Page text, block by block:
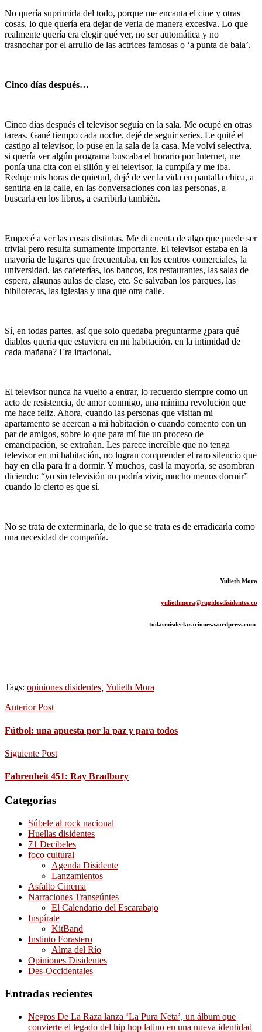
No quería suprimirla del todo, porque me encanta el cine y otras
cosas, lo que quería era dejar de verla de manera excesiva. Lo que
realmente quería era elegir qué ver, no ser automática y no
trasnochar por el arrullo de las actrices famosas o ‘a punta de bala’.
Cinco días después…
Cinco días después el televisor seguía en la sala. Me ocupé en otras
tareas. Gané tiempo cada noche, dejé de seguir series. Le quité el
castigo al televisor, lo puse en la sala de la casa. Me volví selectiva,
si quería ver algún programa buscaba el horario por Internet, me
ponía una cita con el sillón y el televisor, la cumplía y me iba.
Reduje mis horas de quietud, dejé de ver la vida en pantalla chica, a
sentirla en la calle, en las conversaciones con las personas, a
buscarla en los libros, a escribirla también.
Empecé a ver las cosas distintas. Me di cuenta de algo que puede ser
trivial pero resulta sumamente importante. El televisor estaba en la
mayoría de lugares que frecuentaba, en los centros comerciales, la
universidad, las cafeterías, los bancos, los restaurantes, las salas de
espera, algunas aulas de clase, etc. Se salvaban los parques, las
bibliotecas, las iglesias y una que otra calle.
Sí, en todas partes, así que solo quedaba preguntarme ¿para qué
diablos quería que estuviera en mi habitación, en la intimidad de
cada mañana? Era irracional.
El televisor nunca ha vuelto a entrar, lo recuerdo siempre como un
acto de resistencia, de amor conmigo, una mínima revolución que
me hace feliz. Ahora, cuando las personas que visitan mi
apartamento se acercan a mi habitación o cuando comento con un
par de amigos, sobre lo que para mí fue un proceso de
emancipación, se extrañan. Les parece increíble que no tenga
televisor en mi habitación, no logran comprender el raro silencio que
hay en ella para ir a dormir. Y muchos, casi la mayoría, se asombran
diciendo: “yo sin televisión no podría vivir, mucho menos dormir”
cuando lo cierto es que sí.
No se trata de exterminarla, de lo que se trata es de erradicarla como
una necesidad de compañía.
Yulieth Mora
yuliethmora@rugidosdisidentes.co
todasmisdeclaraciones.wordpress.com
Tags: opiniones disidentes Yulieth Mora
Anterior Post
Fútbol: una apuesta por la paz y para todos
Siguiente Post
Fahrenheit 451: Ray Bradbury
Categorías
Súbele al rock nacional
Huellas disidentes
71 Decibeles
foco cultural
Agenda Disidente
Lanzamientos
Asfalto Cinema
Narraciones Transeúntes
El Calendario del Escarabajo
Inspírate
KitBand
Instinto Forastero
Alma del Río
Opiniones Disidentes
Des-Occidentales
Entradas recientes
Negros De La Raza lanza ‘La Pura Neta’, un álbum que
convierte el legado del hip hop latino en una nueva identidad